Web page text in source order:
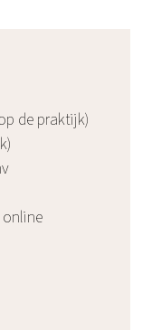
de praktijk)